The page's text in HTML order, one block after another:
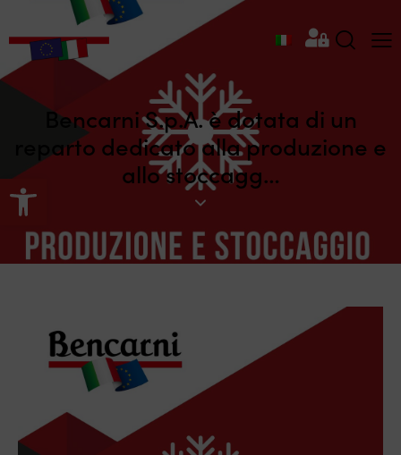
Apri la barra degli strumenti
Bencarni S.p.A. è dotata di un
reparto dedicato alla produzione e
allo stoccagg…